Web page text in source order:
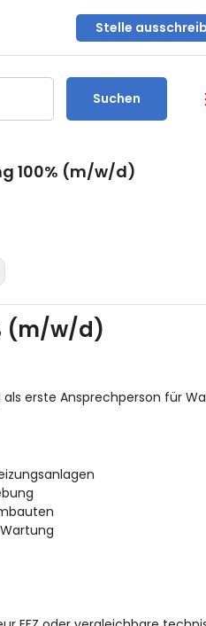
Stelle
Suchen
100% (m/w/d)
(m/w/d)
erste Ansprechperson für